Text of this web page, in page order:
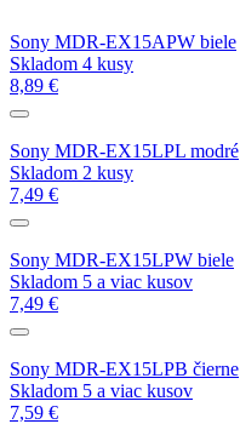
Sony MDR-EX15APW biele
Skladom 4 kusy
8,89 €
Sony MDR-EX15LPL modré
Skladom 2 kusy
7,49 €
Sony MDR-EX15LPW biele
Skladom 5 a viac kusov
7,49 €
Sony MDR-EX15LPB čierne
Skladom 5 a viac kusov
7,59 €